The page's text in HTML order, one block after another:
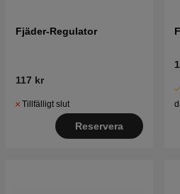
Fjäder-Regulator
117 kr
Tillfälligt slut
Reservera